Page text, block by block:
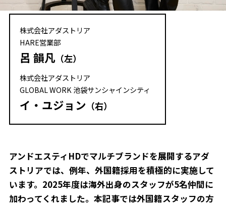
株式会社アダストリア
HARE営業部
呂 韻凡 （左）
株式会社アダストリア
GLOBAL WORK 池袋サンシャインシティ
イ・ユジョン （右）
アンドエスティHDでマルチブランドを展開するアダ
ストリアでは、例年、外国籍採用を積極的に実施して
います。2025年度は海外出身のスタッフが5名仲間に
加わってくれました。本記事では外国籍スタッフの方